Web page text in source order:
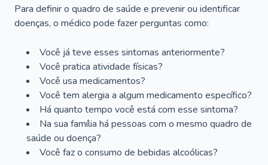
Para definir o quadro de saúde e prevenir ou identificar
doenças, o médico pode fazer perguntas como:
Você já teve esses sintomas anteriormente?
Você pratica atividade físicas?
Você usa medicamentos?
Você tem alergia a algum medicamento específico?
Há quanto tempo você está com esse sintoma?
Na sua família há pessoas com o mesmo quadro de
saúde ou doença?
Você faz o consumo de bebidas alcoólicas?